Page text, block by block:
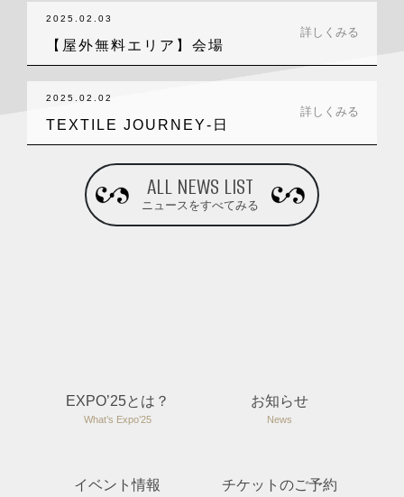
2025.02.03
【屋外無料エリア】会場
前の芝生広場は…
詳しくみる
2025.02.02
TEXTILE JOURNEY‐日
本…
詳しくみる
ALL NEWS LIST
ニュースをすべてみる
EXPO’25とは？
What’s Expo’25
お知らせ
News
イベント情報 チケットのご予約